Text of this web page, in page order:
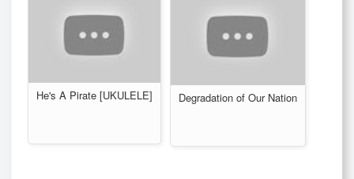
He's A Pirate [UKULELE] Degradation of Our Nation